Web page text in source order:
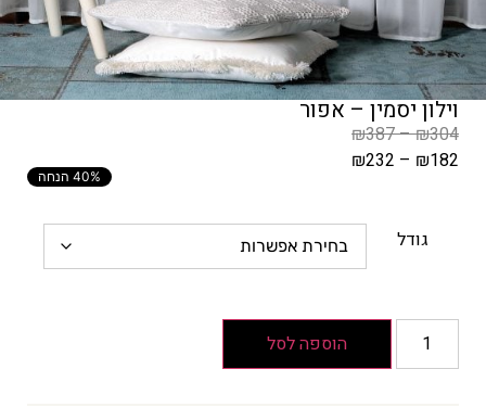
וילון יסמין – אפור
₪304
–
₪387
₪182
–
₪232
₪387
טווח
מחירים:
40% הנחה
גודל
הוספה לסל